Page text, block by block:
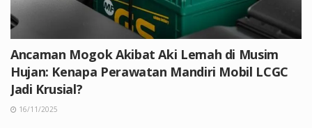
Ancaman Mogok Akibat Aki Lemah di Musim
Hujan: Kenapa Perawatan Mandiri Mobil LCGC
Jadi Krusial?
16/11/2025